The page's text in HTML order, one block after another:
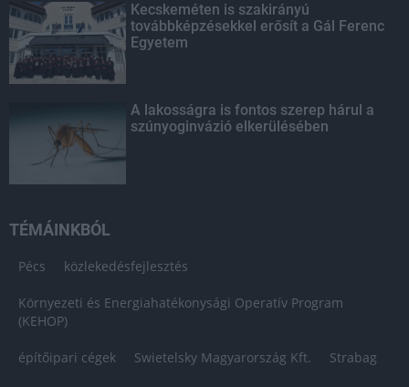
Kecskeméten is szakirányú
továbbképzésekkel erősít a Gál Ferenc
Egyetem
A lakosságra is fontos szerep hárul a
szúnyoginvázió elkerülésében
TÉMÁINKBÓL
Pécs közlekedésfejlesztés
Környezeti és Energiahatékonysági Operatív Program
(KEHOP)
építőipari cégek Swietelsky Magyarország Kft. Strabag